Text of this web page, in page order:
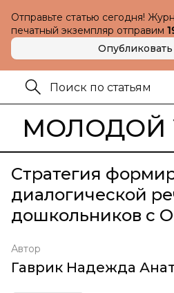
Отправьте статью сегодня!
печатный экземпляр отправим
Опубликовать
МОЛОДОЙ
Стратегия
диалогической
дошкольников с
Автор
Гаврик Надежда